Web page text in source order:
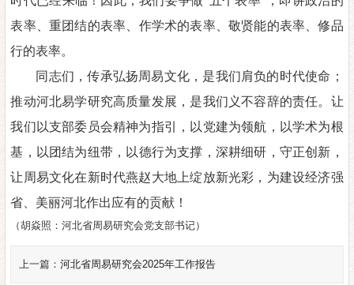
表率、重团结的表率 作学术的表率、 敬贤能的表率 、修品
行的表率。
同志们，传承弘扬周易文化，是我们肩负的时代使命；
推动河北易学研究高质量发展，是我们义不容辞的责任。 让
我们以支部委员会精神为指引，以党建为领航 ， 以学术为根
基 ， 以团结为纽带 ， 以德行为支撑，深耕细研 ， 守正创新，
让周易文化在新时代燕赵大地上绽放新光彩，为建设经济强
省、美丽河北作出应有的贡献 ！
（胡焱照：河北省周易研究会党支部书记）
上一篇：河北省周易研究会2025年工作报告